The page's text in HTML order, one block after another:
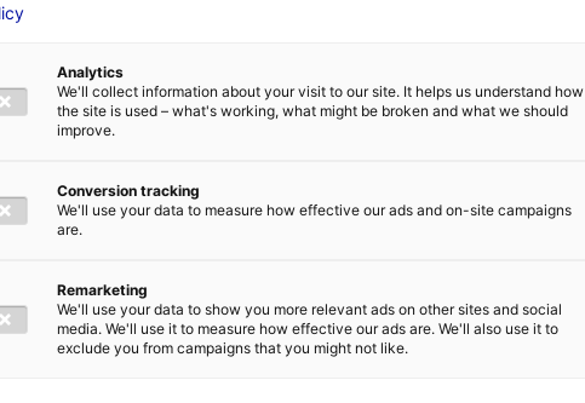
Bekhti, Karim Leklou, Louise
Grande Guerre. Sa femme, Julie,
d’un homme amnésique,
réapprennent a? s’aimer. Mais
de la Loire,
tente d’y faire
ailleurs bénéficié d’un
, dans le cadre des aides à
en partenariat
Analytics
We'll collect information about your visit to our site. It helps us understand how
the site is used – what's working, what might be broken and what we should
improve.
Conversion tracking
We'll use your data to measure how effective our ads and on-site campaigns
are.
Remarketing
We'll use your data to show you more relevant ads on other sites and social
media. We'll use it to measure how effective our ads are. We'll also use it to
exclude you from campaigns that you might not like.